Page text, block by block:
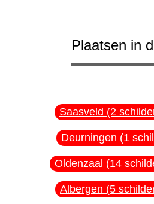
Plaatsen in
Saasveld (2
Deurningen (1
Oldenzaal (14
Albergen (5